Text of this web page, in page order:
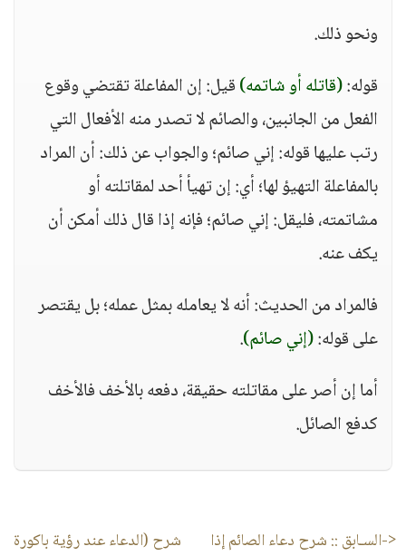
ونحو ذلك.
قوله:(قاتله أو شاتمه)قيل: إن المفاعلة تقتضي وقوع
الفعل من الجانبين، والصائم لا تصدر منه الأفعال التي
رتب عليها قوله: إني صائم؛ والجواب عن ذلك: أن المراد
بالمفاعلة التهيؤ لها؛ أي: إن تهيأ أحد لمقاتلته أو
مشاتمته، فليقل: إني صائم؛ فإنه إذا قال ذلك أمكن أن
يكف عنه.
فالمراد من الحديث: أنه لا يعامله بمثل عمله؛ بل يقتصر
على قوله:(إني صائم).
أما إن أصر على مقاتلته حقيقة، دفعه بالأخف فالأخف
كدفع الصائل.
<-السـابق :: شرح دعاء الصائم إذا
شرح (الدعاء عند رؤية باكورة